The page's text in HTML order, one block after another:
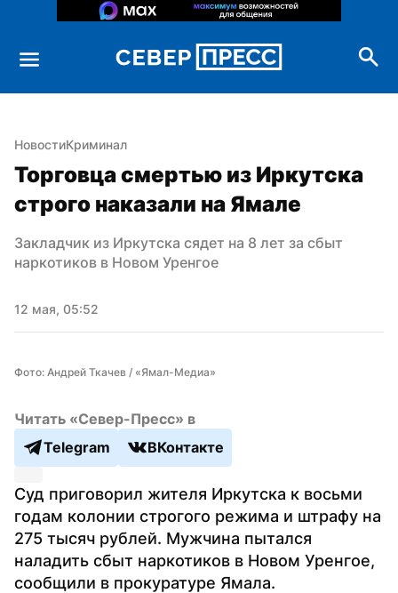
НовостиКриминал
Торговца смертью из Иркутска
строго наказали на Ямале
Закладчик из Иркутска сядет на 8 лет за сбыт
наркотиков в Новом Уренгое
12 мая, 05:52
Фото: Андрей Ткачев / «Ямал-Медиа»
Читать «Север-Пресс» в
Telegram
ВКонтакте
Суд приговорил жителя Иркутска к восьми
годам колонии строгого режима и штрафу на
275 тысяч рублей. Мужчина пытался
наладить сбыт наркотиков в Новом Уренгое,
сообщили в прокуратуре Ямала.